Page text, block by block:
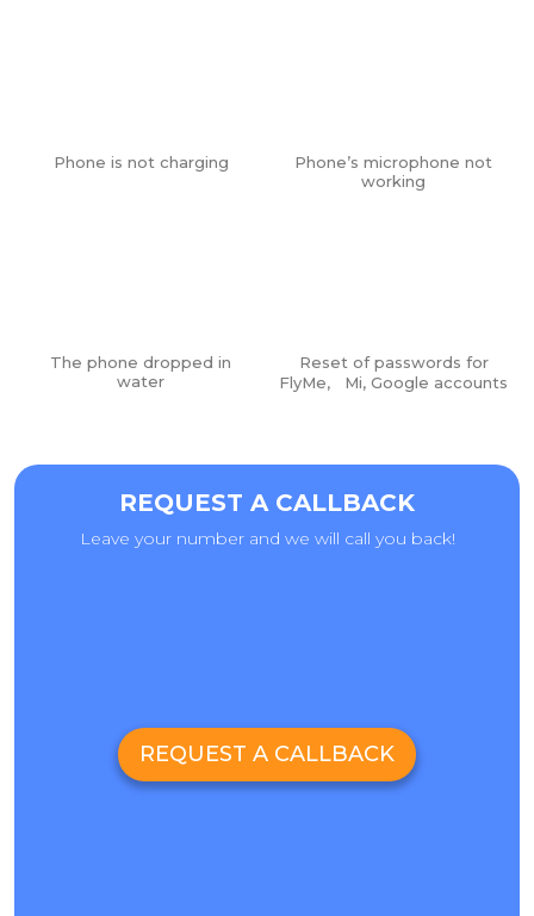
Phone is not charging
Phone’s microphone not
working
The phone dropped in
water
Reset of passwords for
FlyMe, Mi, Google accounts
REQUEST A CALLBACK
Leave your number and we will call you back!
REQUEST A CALLBACK